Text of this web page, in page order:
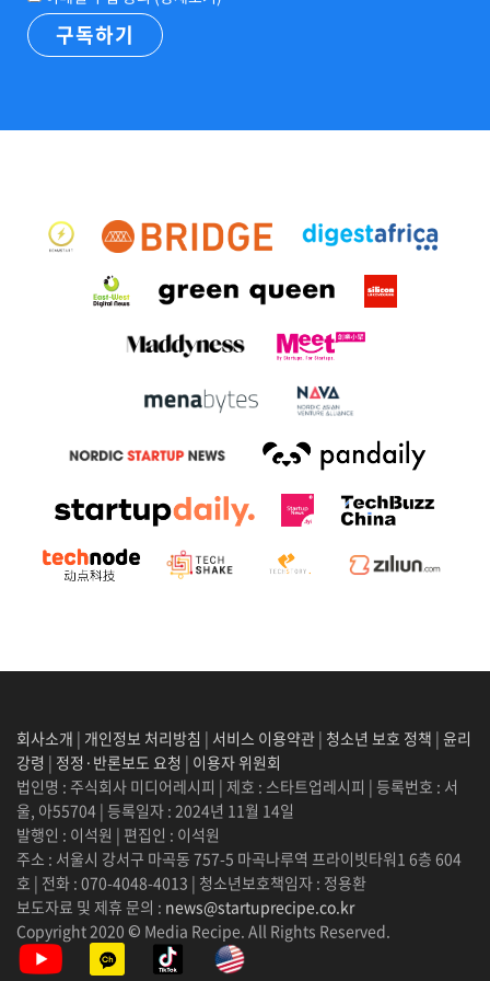
회사소개 | 개인정보 처리방침 | 서비스 이용약관 | 청소년 보호 정책 | 윤리
강령 | 정정·반론보도 요청 | 이용자 위원회
법인명 : 주식회사 미디어레시피 | 제호 : 스타트업레시피 | 등록번호 : 서
울, 아55704 | 등록일자 : 2024년 11월 14일
발행인 : 이석원 | 편집인 : 이석원
주소 : 서울시 강서구 마곡동 757-5 마곡나루역 프라이빗타워1 6층 604
호 | 전화 : 070-4048-4013 | 청소년보호책임자 : 정용환
보도자료 및 제휴 문의 : news@startuprecipe.co.kr
Copyright 2020 © Media Recipe. All Rights Reserved.